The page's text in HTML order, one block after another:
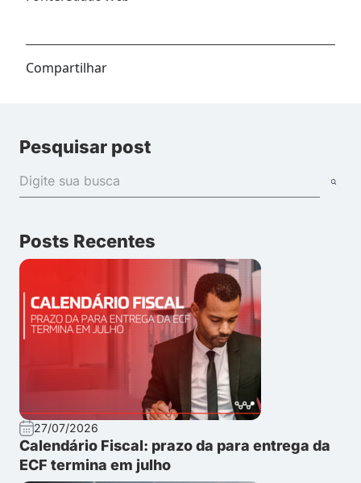
Compartilhar
Pesquisar post
Posts Recentes
27/07/2026
Calendário Fiscal: prazo da para entrega da
ECF termina em julho